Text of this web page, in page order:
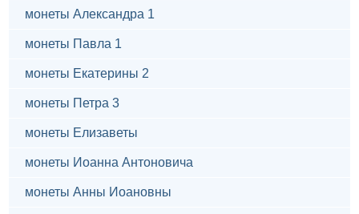
монеты Александра 1
монеты Павла 1
монеты Екатерины 2
монеты Петра 3
монеты Елизаветы
монеты Иоанна Антоновича
монеты Анны Иоановны